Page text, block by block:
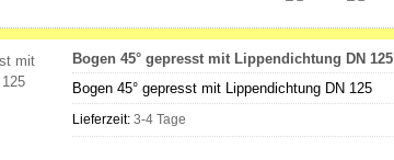
Bogen 45° gepresst mit Lippendichtung DN 125
Bogen 45° gepresst mit Lippendichtung DN 125
Lieferzeit: 3-4 Tage